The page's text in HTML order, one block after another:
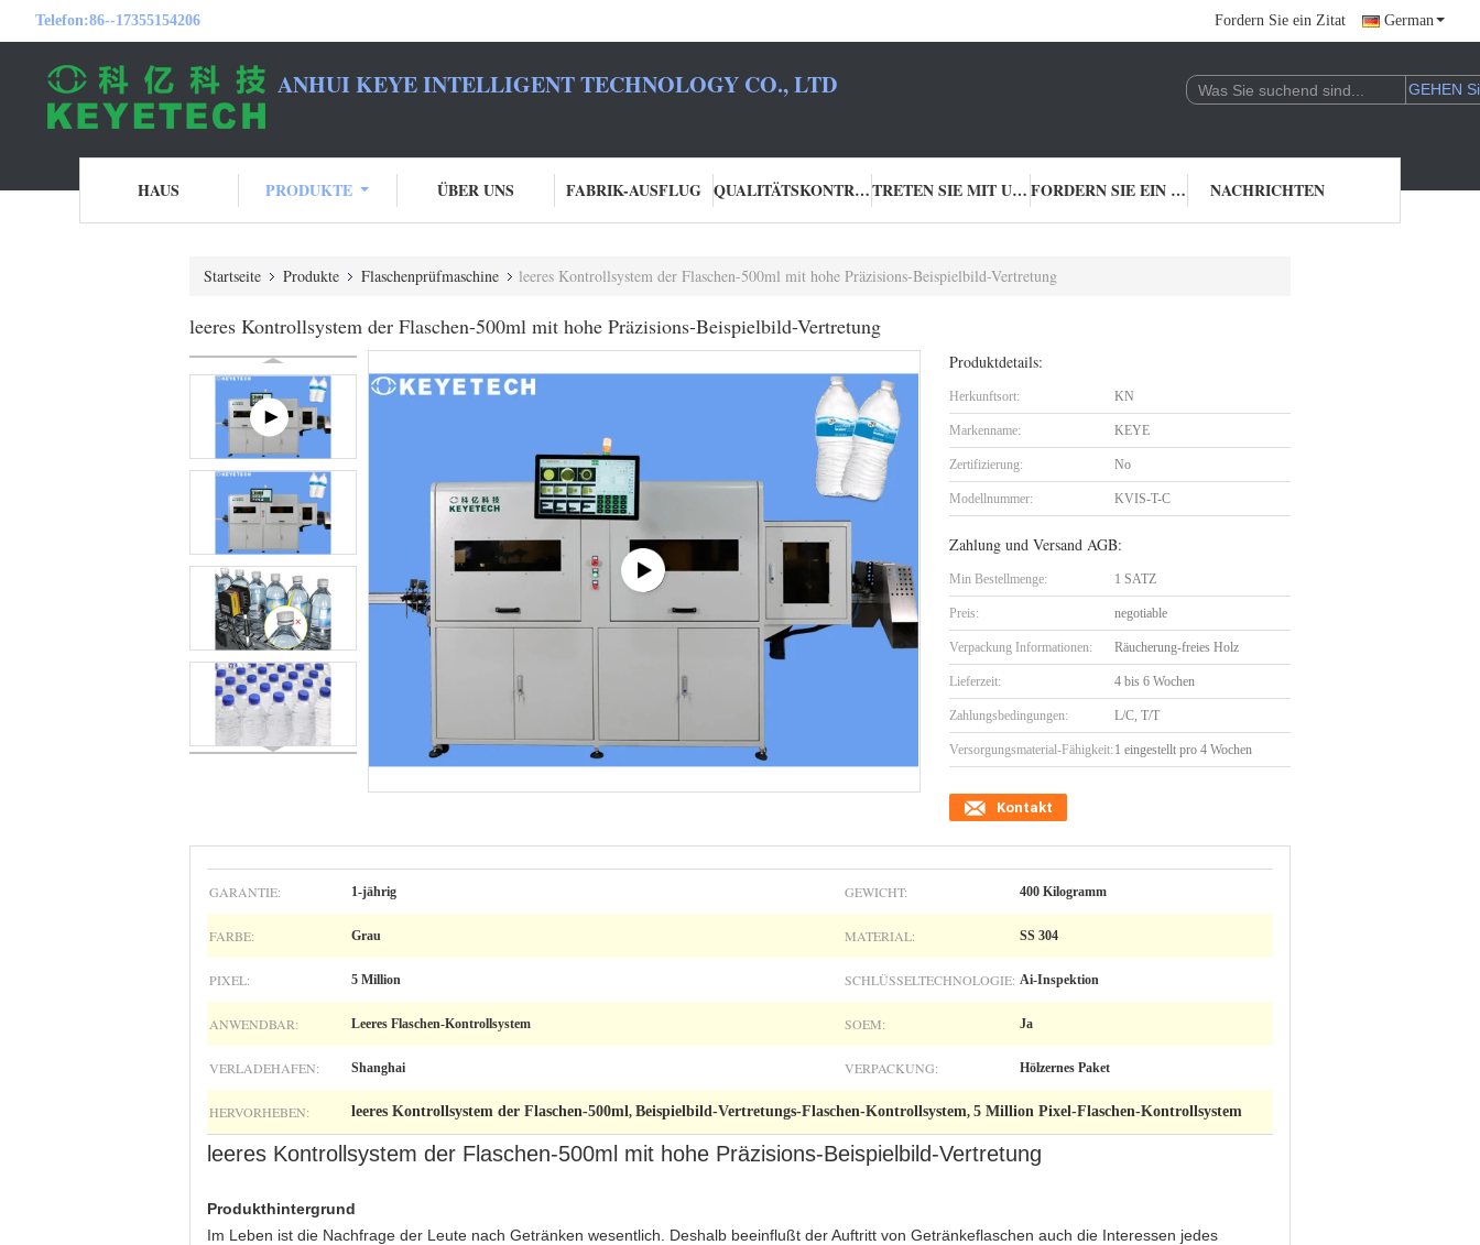
Telefon:86--17355154206 Fordern Sie ein Zitat German
ANHUI KEYE INTELLIGENT TECHNOLOGY CO., LTD
HAUS PRODUKTE ÜBER UNS FABRIK-AUSFLUG QUALITÄTSKONTROLLE TRETEN SIE MIT UNS IN VERBINDUNG FORDERN SIE EIN ZITAT NACHRICHTEN
Startseite Produkte Flaschenprüfmaschine leeres Kontrollsystem der Flaschen-500ml mit hohe Präzisions-Beispielbild-Vertretung
leeres Kontrollsystem der Flaschen-500ml mit hohe Präzisions-Beispielbild-Vertretung
Produktdetails:
Herkunftsort: KN
Markenname: KEYE
Zertifizierung: No
Modellnummer: KVIS-T-C
Zahlung und Versand AGB:
Min Bestellmenge: 1 SATZ
Preis: negotiable
Verpackung Informationen: Räucherung-freies Holz
Lieferzeit: 4 bis 6 Wochen
Zahlungsbedingungen: L/C, T/T
Versorgungsmaterial-Fähigkeit: 1 eingestellt pro 4 Wochen
Kontakt
GARANTIE: 1-jährig GEWICHT: 400 Kilogramm
FARBE: Grau MATERIAL: SS 304
PIXEL: 5 Million SCHLÜSSELTECHNOLOGIE: Ai-Inspektion
ANWENDBAR: Leeres Flaschen-Kontrollsystem SOEM: Ja
VERLADEHAFEN: Shanghai VERPACKUNG: Hölzernes Paket
HERVORHEBEN: leeres Kontrollsystem der Flaschen-500ml, Beispielbild-Vertretungs-Flaschen-Kontrollsystem, 5 Million Pixel-Flaschen-Kontrollsystem
leeres Kontrollsystem der Flaschen-500ml mit hohe Präzisions-Beispielbild-Vertretung
Produkthintergrund
Im Leben ist die Nachfrage der Leute nach Getränken wesentlich. Deshalb beeinflußt der Auftritt von Getränkeflaschen auch die Interessen jedes